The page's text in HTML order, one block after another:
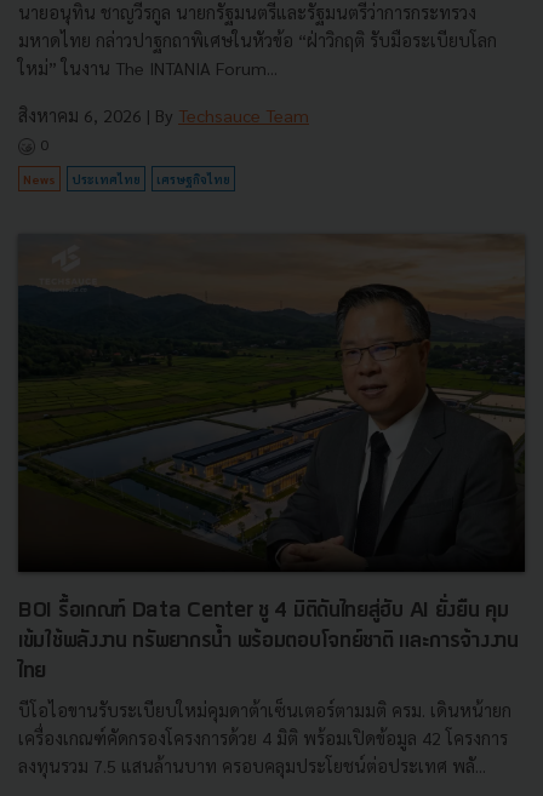
นายอนุทิน ชาญวีรกูล นายกรัฐมนตรีและรัฐมนตรีว่าการกระทรวง
มหาดไทย กล่าวปาฐกถาพิเศษในหัวข้อ “ฝ่าวิกฤติ รับมือระเบียบโลก
ใหม่” ในงาน The INTANIA Forum...
สิงหาคม 6, 2026 | By Techsauce Team
0
News ประเทศไทย เศรษฐกิจไทย
BOI รื้อเกณฑ์ Data Center ชู 4 มิติดันไทยสู่ฮับ AI ยั่งยืน คุม
เข้มใช้พลังงาน ทรัพยากรน้ำ พร้อมตอบโจทย์ชาติ และการจ้างงาน
ไทย
บีโอไอขานรับระเบียบใหม่คุมดาต้าเซ็นเตอร์ตามมติ ครม. เดินหน้ายก
เครื่องเกณฑ์คัดกรองโครงการด้วย 4 มิติ พร้อมเปิดข้อมูล 42 โครงการ
ลงทุนรวม 7.5 แสนล้านบาท ครอบคลุมประโยชน์ต่อประเทศ พลั...